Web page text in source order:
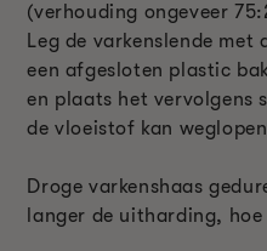
(verhouding ongeveer
Leg de varkenslende met
een afgesloten plastic
en plaats het vervolgens
de vloeistof kan
Droge varkenshaas
langer de uitharding,